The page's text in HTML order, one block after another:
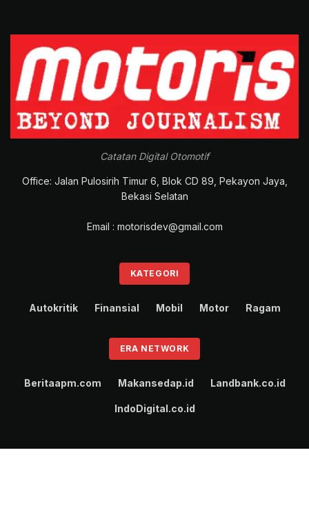
Catatan Digital Otomotif
Office: Jalan Pulosirih Timur 6, Blok CD 89, Pekayon Jaya,
Bekasi Selatan
Email : motorisdev@gmail.com
KATEGORI
Autokritik Finansial Mobil Motor Ragam
ERA NETWORK
Beritaapm.com Makansedap.id Landbank.co.id
IndoDigital.co.id